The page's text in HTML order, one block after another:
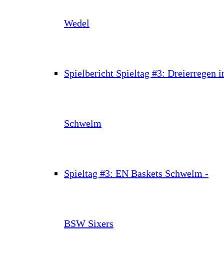
Wedel
Spielbericht Spieltag #3: Dreierregen
Schwelm
Spieltag #3: EN Baskets Schwelm -
BSW Sixers